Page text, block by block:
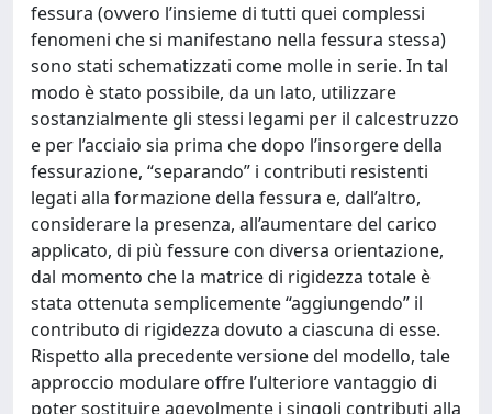
fessura (ovvero l’insieme di tutti quei complessi
fenomeni che si manifestano nella fessura stessa)
sono stati schematizzati come molle in serie. In tal
modo è stato possibile, da un lato, utilizzare
sostanzialmente gli stessi legami per il calcestruzzo
e per l’acciaio sia prima che dopo l’insorgere della
fessurazione, “separando” i contributi resistenti
legati alla formazione della fessura e, dall’altro,
considerare la presenza, all’aumentare del carico
applicato, di più fessure con diversa orientazione,
dal momento che la matrice di rigidezza totale è
stata ottenuta semplicemente “aggiungendo” il
contributo di rigidezza dovuto a ciascuna di esse.
Rispetto alla precedente versione del modello, tale
approccio modulare offre l’ulteriore vantaggio di
poter sostituire agevolmente i singoli contributi alla